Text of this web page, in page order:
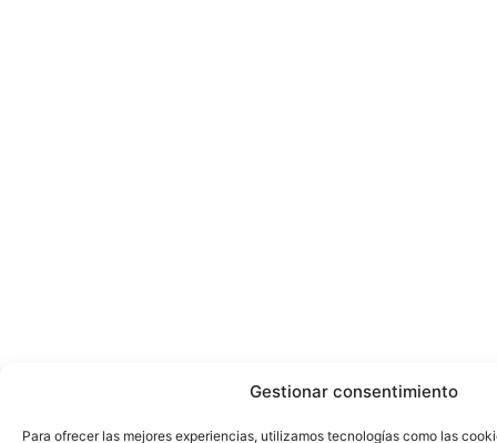
Gestionar consentimiento
Para ofrecer las mejores experiencias, utilizamos tecnologías como las